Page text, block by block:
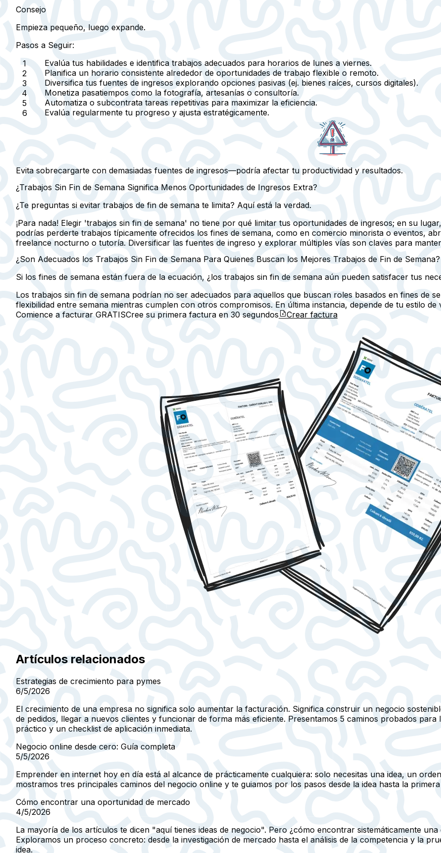
Consejo
Empieza pequeño, luego expande.
Pasos a Seguir:
Evalúa tus habilidades e identifica trabajos adecuados para horarios de lunes a viernes.
Planifica un horario consistente alrededor de oportunidades de trabajo flexible o remoto.
Diversifica tus fuentes de ingresos explorando opciones pasivas (ej. bienes raíces, cursos digitales).
Monetiza pasatiempos como la fotografía, artesanías o consultoría.
Automatiza o subcontrata tareas repetitivas para maximizar la eficiencia.
Evalúa regularmente tu progreso y ajusta estratégicamente.
Evita sobrecargarte con demasiadas fuentes de ingresos—podría afectar tu productividad y resultados.
¿Trabajos Sin Fin de Semana Significa Menos Oportunidades de Ingresos Extra?
¿Te preguntas si evitar trabajos de fin de semana te limita? Aquí está la verdad.
¡Para nada! Elegir 'trabajos sin fin de semana' no tiene por qué limitar tus oportunidades de ingresos; en su
podrías perderte trabajos típicamente ofrecidos los fines de semana, como en comercio minorista o eventos,
freelance nocturno o tutoría. Diversificar las fuentes de ingreso y explorar múltiples vías son claves para
¿Son Adecuados los Trabajos Sin Fin de Semana Para Quienes Buscan los Mejores Trabajos de Fin de Semana?
Si los fines de semana están fuera de la ecuación, ¿los trabajos sin fin de semana aún pueden satisfacer tus
Los trabajos sin fin de semana podrían no ser adecuados para aquellos que buscan roles basados en fines de
flexibilidad entre semana mientras cumplen con otros compromisos. En última instancia, depende de tu estilo
Comience a facturar GRATISCree su primera factura en 30 segundos Crear factura
Artículos relacionados
Estrategias de crecimiento para pymes
6/5/2026
El crecimiento de una empresa no significa solo aumentar la facturación. Significa construir un negocio
de pedidos, llegar a nuevos clientes y funcionar de forma más eficiente. Presentamos 5 caminos probados
práctico y un checklist de aplicación inmediata.
Negocio online desde cero: Guía completa
5/5/2026
Emprender en internet hoy en día está al alcance de prácticamente cualquiera: solo necesitas una idea, un
mostramos tres principales caminos del negocio online y te guiamos por los pasos desde la idea hasta la
Cómo encontrar una oportunidad de mercado
4/5/2026
La mayoría de los artículos te dicen "aquí tienes ideas de negocio". Pero ¿cómo encontrar sistemáticamente
Exploramos un proceso concreto: desde la investigación de mercado hasta el análisis de la competencia y la
idea.